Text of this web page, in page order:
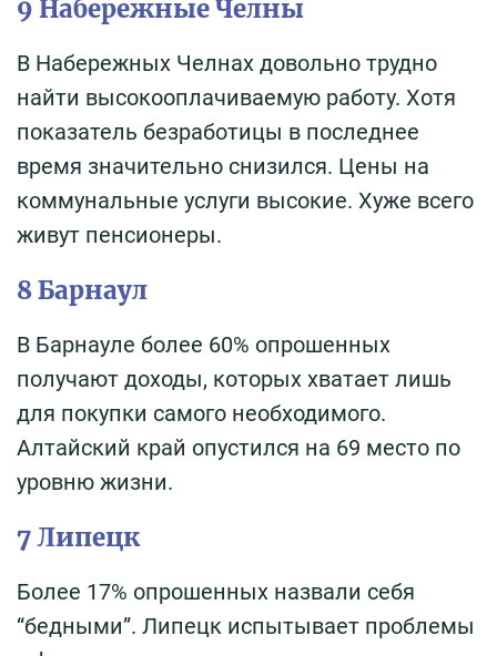
9 Набережные Челны
В Набережных Челнах довольно трудно
найти высокооплачиваемую работу. Хотя
показатель безработицы в последнее
время значительно снизился. Цены на
коммунальные услуги высокие. Хуже всего
живут пенсионеры.
8 Барнаул
В Барнауле более 60% опрошенных
получают доходы, которых хватает лишь
для покупки самого необходимого.
Алтайский край опустился на 69 место по
уровню жизни.
7 Липецк
Более 17% опрошенных назвали себя
“бедными”. Липецк испытывает проблемы